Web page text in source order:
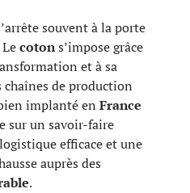
souvent à la porte
Lecotons’impose grâce
et à sa
de production
implanté en France
sur un savoir-faire
efficace et une
auprès des
.